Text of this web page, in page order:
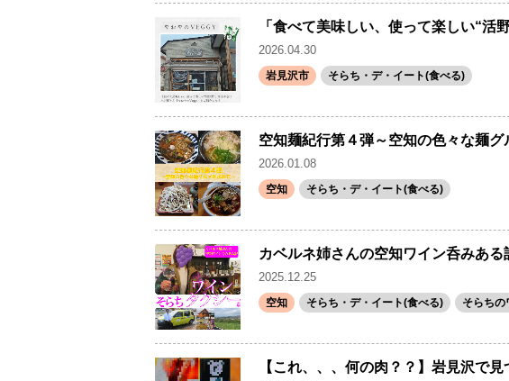
「食べて美味しい、使って楽しい“
2026.04.30
岩見沢市 そらち・デ・イート(食べる)
空知麺紀行第４弾～空知の色々な麺グ
2026.01.08
空知 そらち・デ・イート(食べる)
カベルネ姉さんの空知ワイン呑みあ
2025.12.25
空知 そらち・デ・イート(食べる) そらちの
【これ、、、何の肉？？】岩見沢で